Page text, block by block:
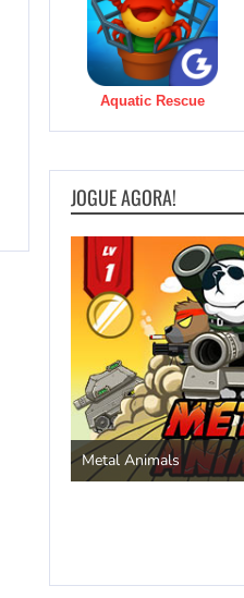
Aquatic Rescue
JOGUE AGORA!
Metal Animals